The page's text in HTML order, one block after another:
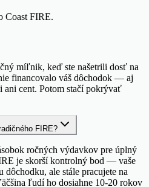
Coast FIRE.
míľnik, keď ste našetrili dosť na
financovalo váš dôchodok — aj
ani cent. Potom stačí pokrývať
FIRE?
ročných výdavkov pre úplný
je skorší kontrolný bod — vaše
dôchodku, ale stále pracujete na
ľudí ho dosiahne 10-20 rokov